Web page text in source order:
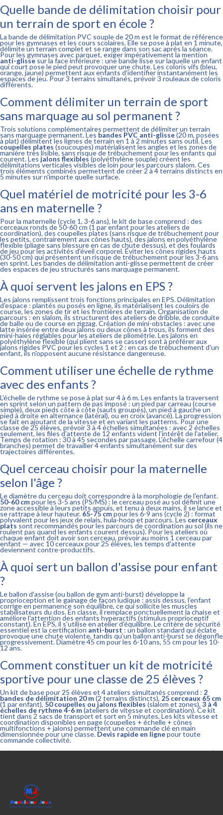
Quelle bande de délimitation choisir pour
un terrain de sport en école ?
La bande de délimitation PVC souple de 20 m est le format de référence
pour les gymnases et les cours scolaires. Elle se pose à plat en 1 minute,
délimite un terrain complet et se range dans son sac après la séance.
Pour les gymnases avec parquet, exiger impérativement la mention
anti-glisse sur la face inférieure : une bande lisse sur laquelle un enfant
qui court pose le pied peut provoquer une chute. Les coloris vifs (bleu,
orange, jaune) permettent aux enfants d'identifier instantanément les
espaces de jeu. Pour 3 terrains simultanés, prévoir 3 rouleaux de coloris
différents.
Comment délimiter un terrain de sport
sans marquage au sol permanent ?
Trois solutions complémentaires permettent de délimiter un terrain
sans marquage permanent. Les bandes PVC anti-glisse(20 m, posées
à plat) délimitent les lignes de terrain en 1 à 2 minutes sans outil. Les
coupelles plates (soucoupes) matérialisent les angles et les zones de
manière très lisible, sans risque de trébuchement pour les enfants qui
courent. Les jalons flexibles (polyéthylène souple) créent les
délimitations verticales visibles de loin pour les parcours slalom. Ces
trois éléments combinés permettent de créer 2 à 4 terrains distincts en
5 minutes sur n'importe quelle surface.
Quel matériel de motricité pour les 3-6
ans en maternelle ?
Pour la maternelle (cycle 1, 3-6 ans), le kit de base comprend : des
cerceaux ronds de 50-60 cm (1 par enfant pour les ateliers de
coordination), des coupelles plates (sans risque de trébuchement pour
les petits, contrairement aux cônes hauts), des jalons en polyéthylène
flexible (pliage sans blessure en cas de chute dessus), et des foulards
de jeu pour les activités d'éveil corporel. Éviter les cônes rigides hauts
(30-50 cm) qui présentent un risque de trébuchement pour les 3-6 ans
en sprint. Les bandes de délimitation anti-glisse permettent de créer
des espaces de jeu structurés sans marquage permanent.
À quoi servent les jalons en EPS ?
Les jalons remplissent trois fonctions principales en EPS. Délimitation
d'espace : plantés ou posés en ligne, ils matérialisent les couloirs de
course, les zones de tir et les frontières de terrain. Organisation de
parcours : en slalom, ils structurent des ateliers de dribble, de conduite
de balle ou de course en zigzag. Création de mini-obstacles : avec une
latte insérée entre deux jalons ou deux cônes à trous, ils forment des
mini-haies réglables pour les ateliers de pliométrie. Les jalons en
polyéthylène flexible (qui plient sans se casser) sont à préférer aux
jalons rigides PVC pour les cycles 1 et 2 : en cas de trébuchement d'un
enfant, ils n'opposent aucune résistance dangereuse.
Comment utiliser une échelle de rythme
avec des enfants ?
L'échelle de rythme se pose à plat sur 4 à 6 m. Les enfants la traversent
en sprint selon un pattern de pas imposé : un pied par carreau (course
simple), deux pieds côte à côte (sauts groupés), un pied à gauche un
pied à droite en alternance (latéral), ou en croix (avancé). La progression
se fait en ajoutant de la vitesse et en variant les patterns. Pour une
classe de 25 élèves, prévoir 3 à 4 échelles simultanées : avec 2 échelles
seulement, les files d'attente de 12 enfants vident l'intérêt de l'atelier.
Temps de rotation : 30 à 45 secondes par passage. L'échelle carrefour (4
branches) permet de travailler 4 enfants simultanément sur des
trajectoires différentes.
Quel cerceau choisir pour la maternelle
selon l'âge ?
Le diamètre du cerceau doit correspondre à la morphologie de l'enfant.
50-60 cmpour les 3-5 ans (PS/MS) : le cerceau posé au sol définit une
zone accessible à leurs petits appuis, et tenu à deux mains, il se lance et
se rattrape à leur hauteur. 65-75 cmpour les 6-9 ans (cycle 2) : format
polyvalent pour les jeux de relais, hula-hoop et parcours. Les cerceaux
plats sont recommandés pour les parcours de coordination au sol (ils ne
roulent pas quand les enfants courent dessus). Pour les ateliers où
chaque enfant doit avoir son cerceau, prévoir au moins 1 cerceau par
enfant — avec 10 cerceaux pour 25 élèves, les temps d'attente
deviennent contre-productifs.
À quoi sert un ballon d'assise pour enfant
?
Le ballon d'assise (ou ballon de gym anti-burst) développe la
proprioception et le gainage de façon ludique : assis dessus, l'enfant
corrige en permanence son équilibre, ce qui sollicite les muscles
stabilisateurs du dos. En classe, il remplace ponctuellement la chaise et
améliore l'attention des enfants hyperactifs (stimulus proprioceptif
constant). En EPS, il s'utilise en atelier d'équilibre. Le critère de sécurité
essentiel est la certification anti-burst : un ballon standard qui éclate
provoque une chute violente, tandis qu'un ballon anti-burst se dégonfle
progressivement. Diamètre 45 cm pour les 6-10 ans, 55 cm pour les 10-
12 ans.
Comment constituer un kit de motricité
sportive pour une classe de 25 élèves ?
Un kit de base pour 25 élèves et 4 ateliers simultanés comprend : 2
bandes de délimitation 20 m(2 terrains distincts), 25 cerceaux 65 cm
(1 par enfant), 50 coupelles ou jalons flexibles (slalom et zones), 3 à 4
échelles de rythme 4-6 m(ateliers de vitesse et coordination). Ce kit
tient dans 2 sacs de transport et sort en 5 minutes. Les kits vitesse et
coordination disponibles en page (coupelles + échelle + cônes
multifonctions + jalons) permettent une commande clé en main
dimensionnée pour une classe. Devis rapide en lignepour toute
commande collectivité.
 